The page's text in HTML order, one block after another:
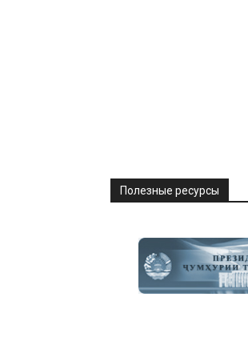
Полезные ресурсы